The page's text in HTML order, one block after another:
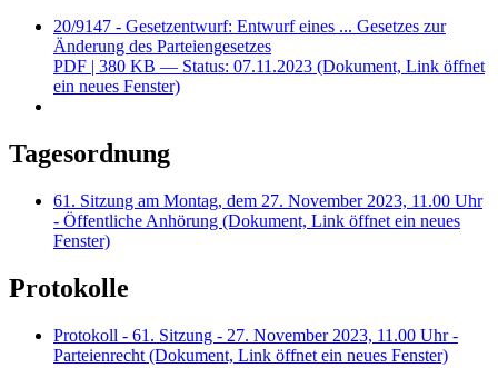
20/9147 - Gesetzentwurf: Entwurf eines ... Gesetzes zur
Änderung des Parteiengesetzes
PDF | 380 KB — Status: 07.11.2023 (Dokument, Link öffnet
ein neues Fenster)
Tagesordnung
61. Sitzung am Montag, dem 27. November 2023, 11.00 Uhr
- Öffentliche Anhörung (Dokument, Link öffnet ein neues
Fenster)
Protokolle
Protokoll - 61. Sitzung - 27. November 2023, 11.00 Uhr -
Parteienrecht (Dokument, Link öffnet ein neues Fenster)